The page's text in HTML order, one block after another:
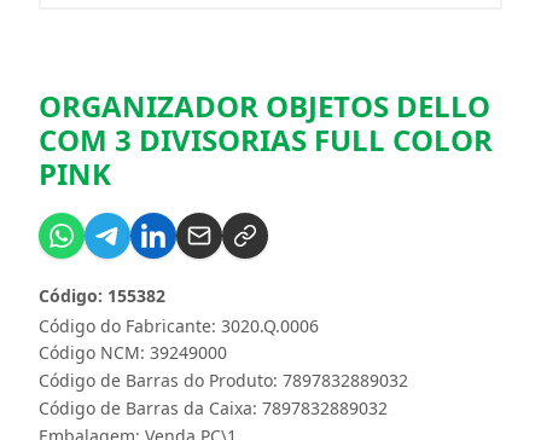
ORGANIZADOR OBJETOS DELLO
COM 3 DIVISORIAS FULL COLOR
PINK
Código do Fabricante: 3020.Q.0006
Código: 155382
Código NCM: 39249000
Código de Barras do Produto: 7897832889032
Código de Barras da Caixa: 7897832889032